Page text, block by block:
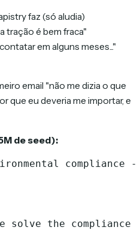
faz (só aludia)
tração é bem fraca"
em alguns meses..."
email "não me dizia o que
que eu deveria me importar, e
de seed):
solve the